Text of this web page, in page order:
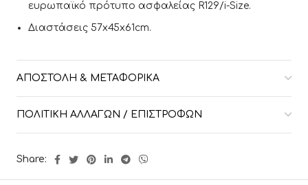
ευρωπαϊκό πρότυπο ασφαλείας R129/i-Size.
Διαστάσεις 57x45x61cm.
ΑΠΟΣΤΟΛΉ & ΜΕΤΑΦΟΡΙΚΆ
ΠΟΛΙΤΙΚΉ ΑΛΛΑΓΏΝ / ΕΠΙΣΤΡΟΦΏΝ
Share: